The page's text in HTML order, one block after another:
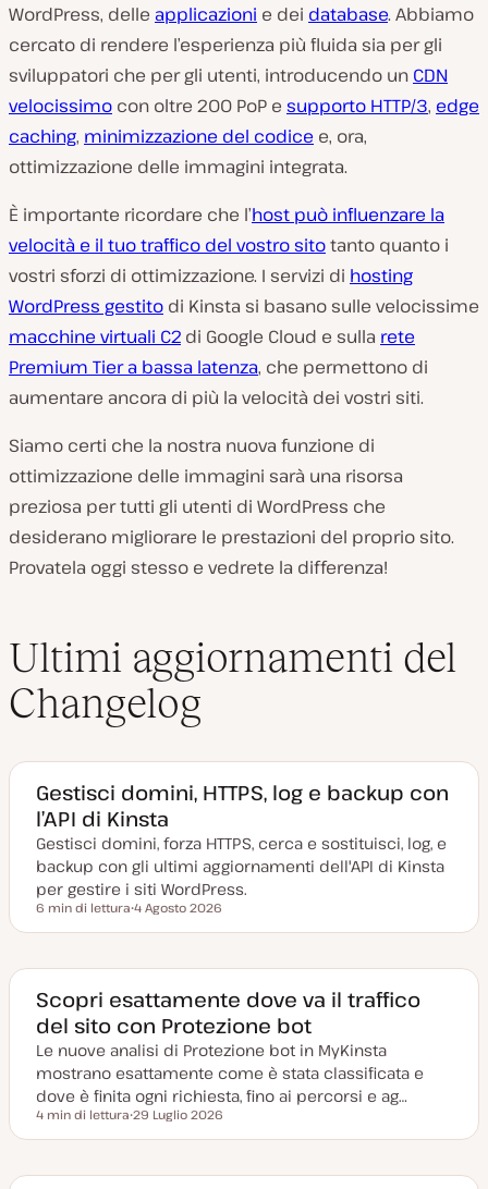
WordPress, delle applicazioni e dei database. Abbiamo
cercato di rendere l’esperienza più fluida sia per gli
sviluppatori che per gli utenti, introducendo un CDN
velocissimo con oltre 200 PoP e supporto HTTP/3, edge
caching, minimizzazione del codice e, ora,
ottimizzazione delle immagini integrata.
È importante ricordare che l’host può influenzare la
velocità e il tuo traffico del vostro sitotanto quanto i
vostri sforzi di ottimizzazione. I servizi di hosting
WordPress gestito di Kinsta si basano sulle velocissime
macchine virtuali C2 di Google Cloud e sulla rete
Premium Tier a bassa latenza, che permettono di
aumentare ancora di più la velocità dei vostri siti.
Siamo certi che la nostra nuova funzione di
ottimizzazione delle immagini sarà una risorsa
preziosa per tutti gli utenti di WordPress che
desiderano migliorare le prestazioni del proprio sito.
Provatela oggi stesso e vedrete la differenza!
Ultimi aggiornamenti del
Changelog
Gestisci domini, HTTPS, log e backup con
l’API di Kinsta
Gestisci domini, forza HTTPS, cerca e sostituisci, log, e
backup con gli ultimi aggiornamenti dell'API di Kinsta
per gestire i siti WordPress.
Tempo di lettura
6 min di lettura
a
g
i
o
r
a
a
4 Agosto 2026
Scopri esattamente dove va il traffico
del sito con Protezione bot
Le nuove analisi di Protezione bot in MyKinsta
mostrano esattamente come è stata classificata e
dove è finita ogni richiesta, fino ai percorsi e ag…
Tempo di lettura
4 min di lettura
a
29 Luglio 2026